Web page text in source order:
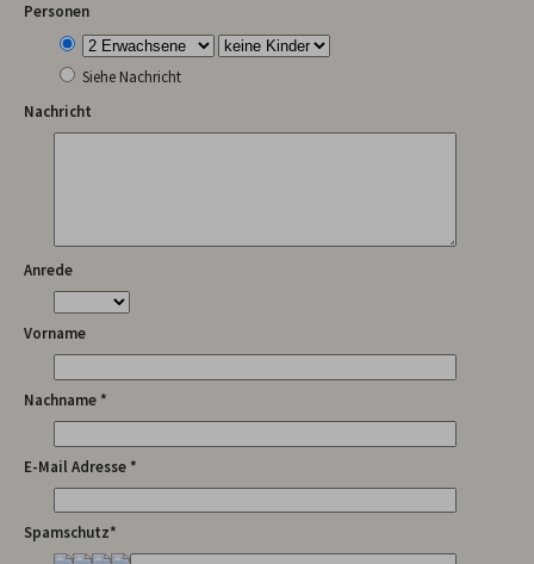
Personen
Siehe Nachricht
Nachricht
Anrede
Vorname
Nachname *
E-Mail Adresse *
Spamschutz*